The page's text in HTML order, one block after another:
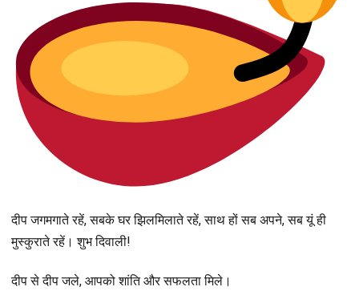
दीप जगमगाते रहें, सबके घर झिलमिलाते रहें, साथ हों सब अपने, सब यूं ही
मुस्कुराते रहें। शुभ दिवाली!
दीप से दीप जले, आपको शांति और सफलता मिले।